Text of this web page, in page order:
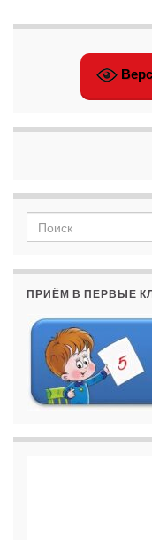
Search for:
ПРИЁМ В ПЕРВЫЕ